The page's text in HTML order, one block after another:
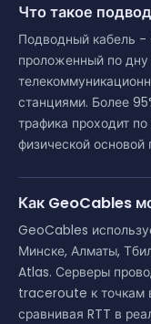
Что такое
Подводный кабель -
проложенный по
станциями. Более
трафика проходит
физической основой
Как GeoCables
GeoCables
Минске, Алматы,
Atlas. Серверы
traceroute к точкам
сравнивая RTT в